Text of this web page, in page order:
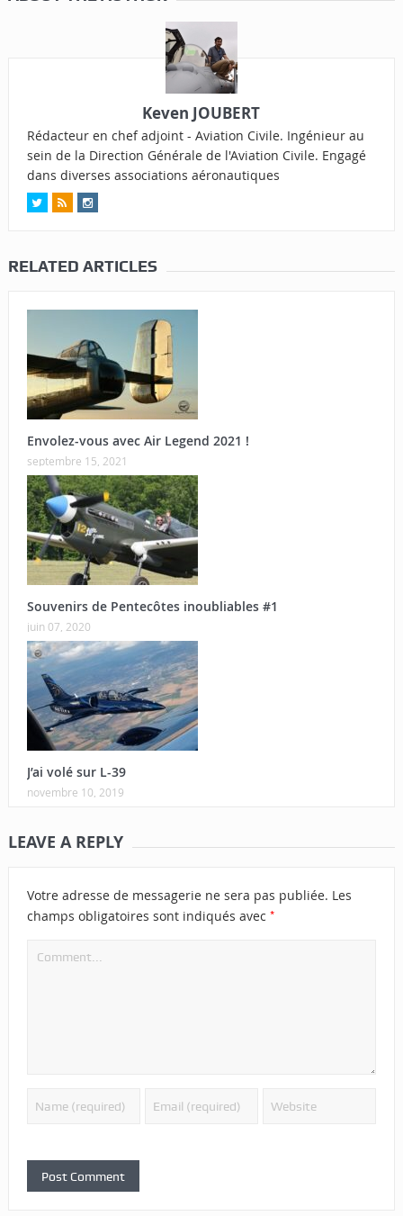
Keven JOUBERT
Rédacteur en chef adjoint - Aviation Civile. Ingénieur au
sein de la Direction Générale de l'Aviation Civile. Engagé
dans diverses associations aéronautiques
RELATED ARTICLES
Envolez-vous avec Air Legend 2021 !
septembre 15, 2021
Souvenirs de Pentecôtes inoubliables #1
juin 07, 2020
J’ai volé sur L-39
novembre 10, 2019
LEAVE A REPLY
Votre adresse de messagerie ne sera pas publiée. Les
champs obligatoires sont indiqués avec *